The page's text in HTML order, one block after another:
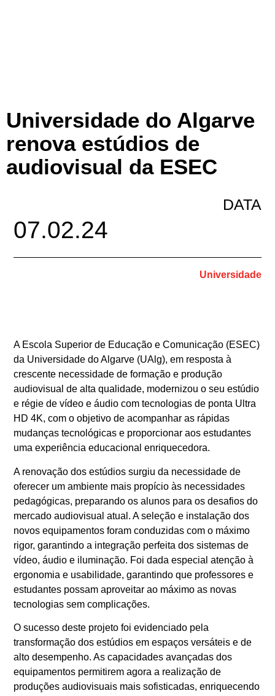
Universidade do Algarve
renova estúdios de
audiovisual da ESEC
DATA
07.02.24
Universidade
A Escola Superior de Educação e Comunicação (ESEC)
da Universidade do Algarve (UAlg), em resposta à
crescente necessidade de formação e produção
audiovisual de alta qualidade, modernizou o seu estúdio
e régie de vídeo e áudio com tecnologias de ponta Ultra
HD 4K, com o objetivo de acompanhar as rápidas
mudanças tecnológicas e proporcionar aos estudantes
uma experiência educacional enriquecedora.
A renovação dos estúdios surgiu da necessidade de
oferecer um ambiente mais propício às necessidades
pedagógicas, preparando os alunos para os desafios do
mercado audiovisual atual. A seleção e instalação dos
novos equipamentos foram conduzidas com o máximo
rigor, garantindo a integração perfeita dos sistemas de
vídeo, áudio e iluminação. Foi dada especial atenção à
ergonomia e usabilidade, garantindo que professores e
estudantes possam aproveitar ao máximo as novas
tecnologias sem complicações.
O sucesso deste projeto foi evidenciado pela
transformação dos estúdios em espaços versáteis e de
alto desempenho. As capacidades avançadas dos
equipamentos permitirem agora a realização de
produções audiovisuais mais sofisticadas, enriquecendo